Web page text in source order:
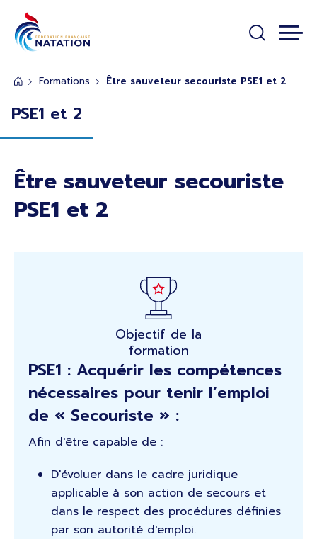
Passer au contenu principal
Formations Être sauveteur secouriste PSE1 et 2
Rubrique de page de base
PSE1 et 2
Être sauveteur secouriste
PSE1 et 2
Objectif de la
formation
PSE1 : Acquérir les compétences
nécessaires pour tenir l’emploi
de « Secouriste » :
Afin d'être capable de :
D'évoluer dans le cadre juridique
applicable à son action de secours et
dans le respect des procédures définies
par son autorité d'emploi.
Panneau de gestion des cookies